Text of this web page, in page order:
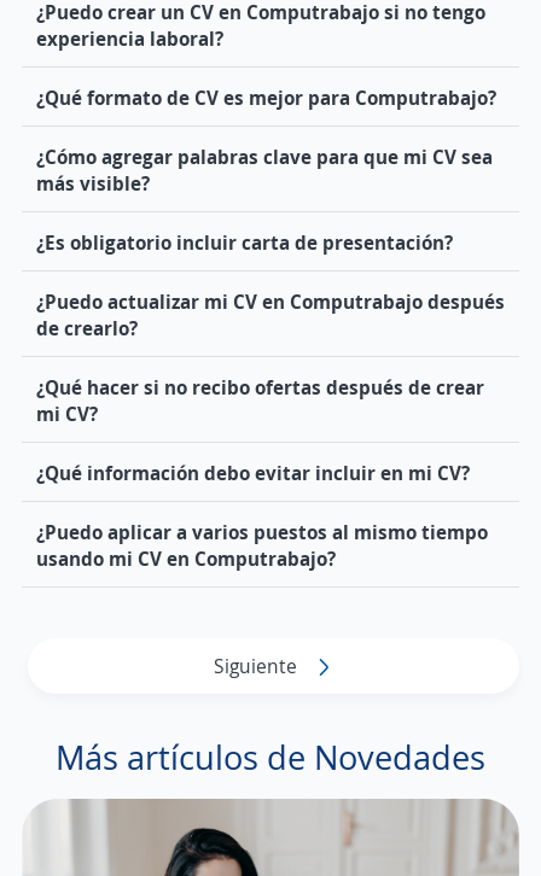
¿Puedo crear un CV en Computrabajo si no tengo
experiencia laboral?
¿Qué formato de CV es mejor para Computrabajo?
¿Cómo agregar palabras clave para que mi CV sea
más visible?
¿Es obligatorio incluir carta de presentación?
¿Puedo actualizar mi CV en Computrabajo después
de crearlo?
¿Qué hacer si no recibo ofertas después de crear
mi CV?
¿Qué información debo evitar incluir en mi CV?
¿Puedo aplicar a varios puestos al mismo tiempo
usando mi CV en Computrabajo?
Siguiente
Más artículos de Novedades